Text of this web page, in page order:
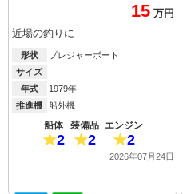
15 万円
近場の釣りに
形状
プレジャーボート
サイズ
年式
1979年
推進機
船外機
船体
2
装備品
2
エンジン
2
2026年07月24日